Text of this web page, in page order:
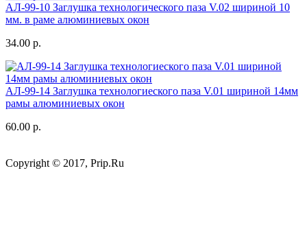
АЛ-99-10 Заглушка технологического паза V.02 шириной 10
мм. в раме алюминиевых окон
34.00 р.
АЛ-99-14 Заглушка технологиеского паза V.01 шириной 14мм
рамы алюминиевых окон
60.00 р.
Copyright © 2017, Prip.Ru